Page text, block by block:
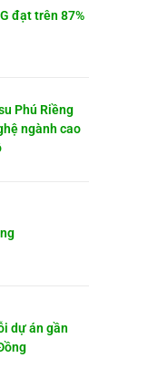
đạt trên 87%
Phú Riềng
ngành cao
dự án gần